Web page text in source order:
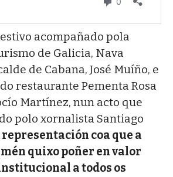
acompañado pola
de Galicia, Nava
de Cabana, José Muíño, e
restaurante Pementa Rosa
Martínez, nun acto que
polo xornalista Santiago
coa que a
quixo poñer en valor
a todos os